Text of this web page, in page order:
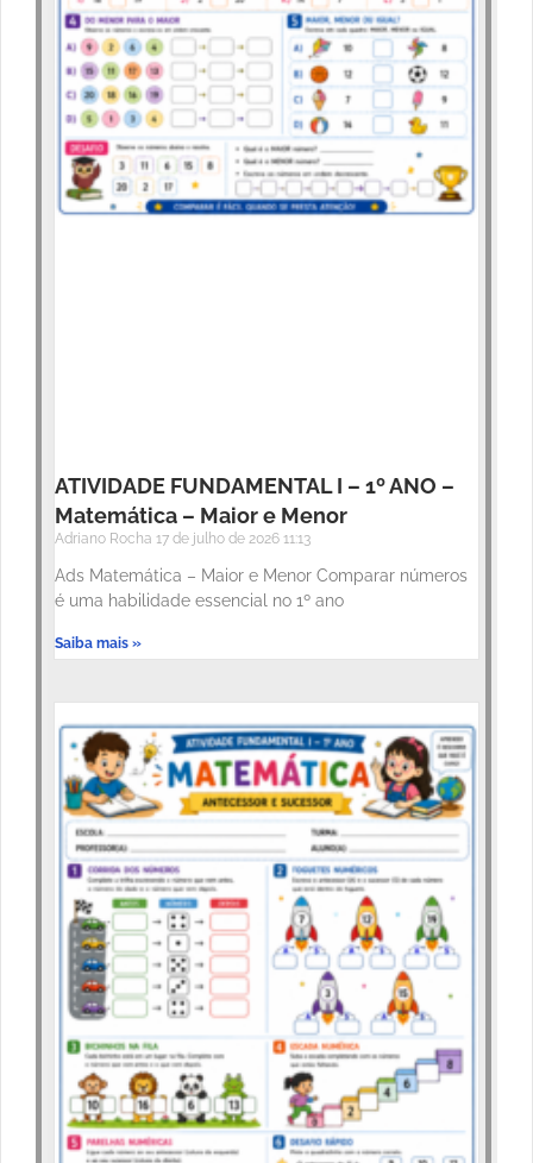
ATIVIDADE FUNDAMENTAL I – 1º ANO –
Matemática – Maior e Menor
Adriano Rocha 17 de julho de 2026 11:13
Ads Matemática – Maior e Menor Comparar números
é uma habilidade essencial no 1º ano
Saiba mais »